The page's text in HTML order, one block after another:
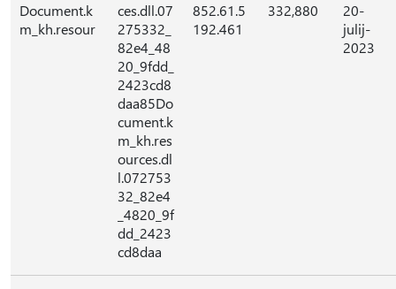
Document.k
m_kh.resour
ces.dll.07
275332_
82e4_48
20_9fdd_
2423cd8
daa85Do
cument.k
m_kh.res
ources.dl
l.072753
32_82e4
_4820_9f
dd_2423
cd8daa
852.61.5
192.461
332,880
20-
julij-
2023